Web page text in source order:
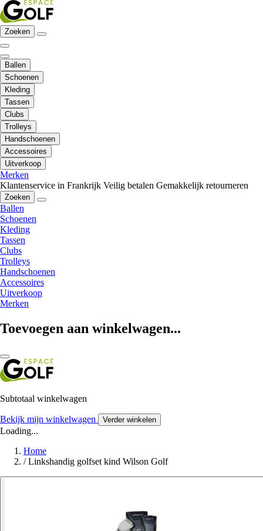
Zoeken
Ballen
Schoenen
Kleding
Tassen
Clubs
Trolleys
Handschoenen
Accessoires
Uitverkoop
Merken
Klantenservice in Frankrijk Veilig betalen Gemakkelijk retourneren
Zoeken
Ballen
Schoenen
Kleding
Tassen
Clubs
Trolleys
Handschoenen
Accessoires
Uitverkoop
Merken
Toevoegen aan winkelwagen...
Subtotaal winkelwagen
Bekijk mijn winkelwagen Verder winkelen
Loading...
Home
/ Linkshandig golfset kind Wilson Golf